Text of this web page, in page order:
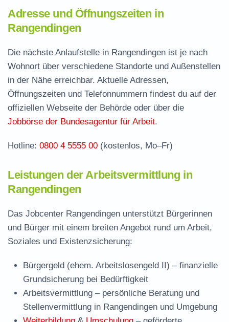
Leistungen der Arbeitsvermittlung in
Rangendingen
Termin vereinbaren und Bürgergeld beantragen
Jobcenter Zollernalbkreis – zuständige Stelle
Rangendingen
Häufige Fragen rund ums Jobcenter
Adresse und Öffnungszeiten in
Rangendingen
Die nächste Anlaufstelle in Rangendingen ist je nach
Wohnort über verschiedene Standorte und Außenstellen
in der Nähe erreichbar. Aktuelle Adressen,
Öffnungszeiten und Telefonnummern findest du auf der
offiziellen Webseite der Behörde oder über die
Jobbörse der Bundesagentur für Arbeit.
Hotline: 0800 4 5555 00 (kostenlos, Mo–Fr)
Leistungen der Arbeitsvermittlung in
Rangendingen
Das Jobcenter Rangendingen unterstützt Bürgerinnen
und Bürger mit einem breiten Angebot rund um Arbeit,
Soziales und Existenzsicherung:
Bürgergeld (ehem. Arbeitslosengeld II) – finanzielle
Grundsicherung bei Bedürftigkeit
Arbeitsvermittlung – persönliche Beratung und
Stellenvermittlung in Rangendingen und Umgebung